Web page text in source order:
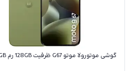
گوشی موتورولا موتو G67 ظرفیت 128GB رم 4GB